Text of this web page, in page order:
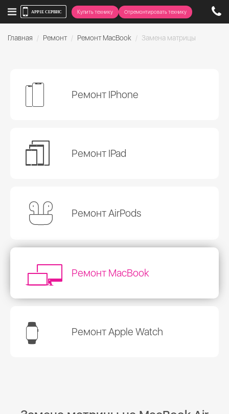
Купить технику Отремонтировать технику
Главная Ремонт Ремонт MacBook Замена матрицы
Ремонт IPhone
Ремонт IPad
Ремонт AirPods
Ремонт MacBook
Ремонт Apple Watch